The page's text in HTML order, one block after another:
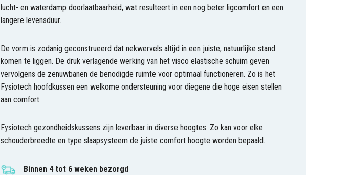
lucht- en waterdamp doorlaatbaarheid, wat resulteert in een nog beter ligcomfort en een
langere levensduur.
De vorm is zodanig geconstrueerd dat nekwervels altijd in een juiste, natuurlijke stand
komen te liggen. De druk verlagende werking van het visco elastische schuim geven
vervolgens de zenuwbanen de benodigde ruimte voor optimaal functioneren. Zo is het
Fysiotech hoofdkussen een welkome ondersteuning voor diegene die hoge eisen stellen
aan comfort.
Fysiotech gezondheidskussens zijn leverbaar in diverse hoogtes. Zo kan voor elke
schouderbreedte en type slaapsysteem de juiste comfort hoogte worden bepaald.
Binnen 4 tot 6 weken bezorgd